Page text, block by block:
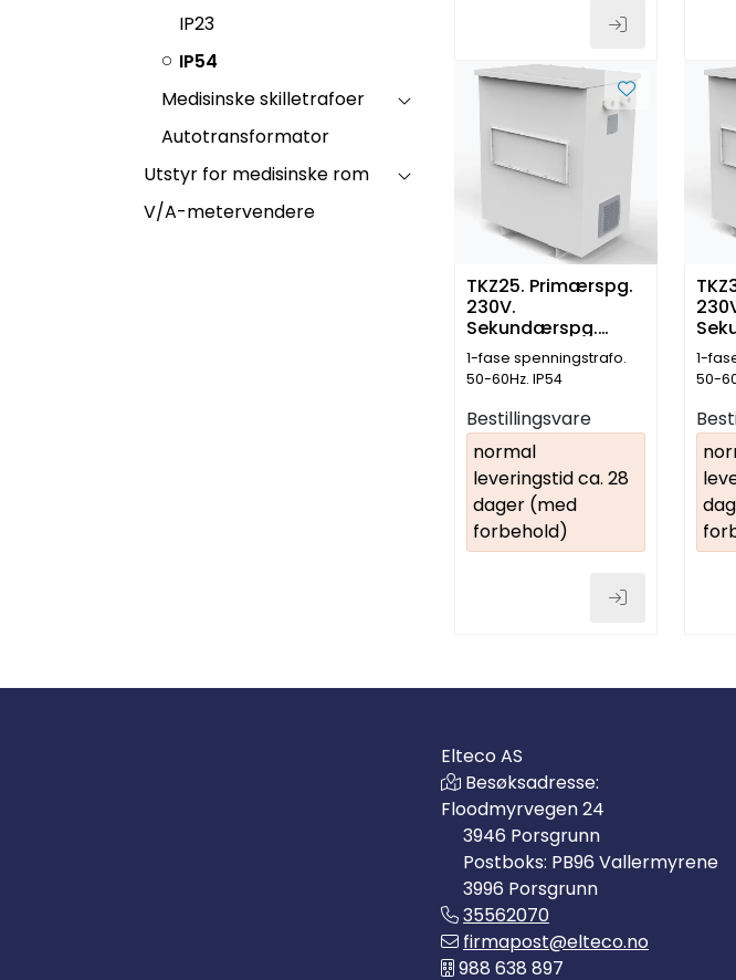
IP23
IP54
Medisinske skilletrafoer
Autotransformator
Utstyr for medisinske rom
V/A-metervendere
TKZ25. Primærspg.
230V.
Sekundærspg.
230V. 25kVA
1-fase spenningstrafo.
50-60Hz. IP54
Bestillingsvare
normal
leveringstid ca. 28
dager (med
forbehold)
1-
50-
Elteco AS
Besøksadresse:
Floodmyrvegen 24
3946 Porsgrunn
Postboks: PB96 Vallermyrene
3996 Porsgrunn
35562070
firmapost@elteco.no
988 638 897